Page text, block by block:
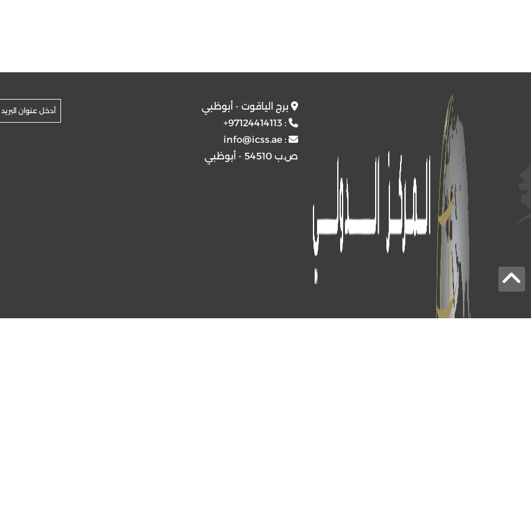
برج الياقوت - أبوظبي
:
+97124414113
:
info@icss.ae
ص.ب 54510 - أبوظبي